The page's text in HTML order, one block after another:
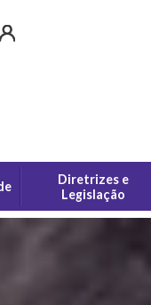
Diretrizes e
Legislação